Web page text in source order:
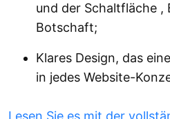
und der Schaltfläche ,
Botschaft;
Klares Design, das
in jedes Website-